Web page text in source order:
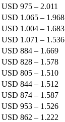
USD 975 – 2.011
USD 1.065 – 1.968
USD 1.004 – 1.683
USD 1.071 – 1.536
USD 884 – 1.669
USD 828 – 1.578
USD 805 – 1.510
USD 844 – 1.512
USD 874 – 1.587
USD 953 – 1.526
USD 862 – 1.222